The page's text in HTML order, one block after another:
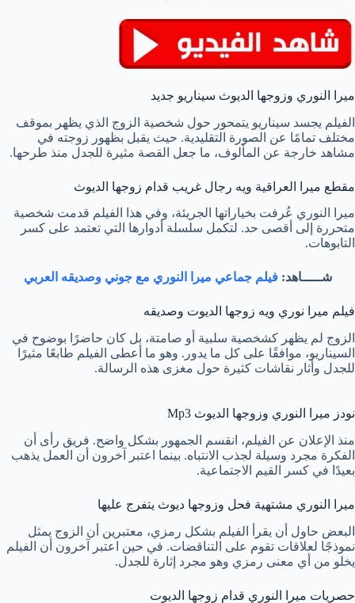
ميرا النوري وزوجها الديوث سيناريو جديد
الفيلم يجسد سيناريو يتمحور حول شخصية الزوج الذي يظهر بموقف
مختلف تمامًا عن الصورة التقليدية. حيث يقبل بظهور زوجته في
مشاهد خارجة عن المألوف، ما جعل القصة مثيرة للجدل منذ طرحها.
مقطع ميرا العراقية ويه رجال غريب قدام زوجها الديوث
ميرا النوري عُرفت بخياراتها الجريئة، وفي هذا الفيلم قدمت شخصية
متحررة إلى أقصى حد. لتكمل سلسلة أدوارها التي تعتمد على كسر
التابوهات.
شـــــاهد:فيلم جماعي ميرا النوري مع جوني وصديقه العربي
فيلم ميرا نوري ويه زوجها الديوت وصديقه
الزوج لم يظهر كشخصية سلبية أو صامتة، بل كان حاضرًا بوضوح في
السيناريو، موافقًا على كل ما يدور. وهو ما أعطى الفيلم طابعًا مثيرًا
للجدل وأثار نقاشات كثيرة حول مغزى هذه الرسالة.
نودز ميرا النوري وزوجها الديوث Mp3
منذ الإعلان عن الفيلم، انقسم الجمهور بشكل واضح. فريق رأى أن
الفكرة مجرد وسيلة لجذب الانتباه. بينما اعتبر آخرون أن العمل يذهب
بعيدًا في كسر القيم الاجتماعية.
ميرا النوري مشتهية فحل وزوجها ديوث يتفرج عليها
البعض حاول أن يقرأ الفيلم بشكل رمزي، معتبرين أن الزوج يمثل
نموذجًا لعلاقات تقوم على التناقضات. في حين اعتبر آخرون أن الفيلم
يخلو من أي معنى رمزي وهو مجرد إثارة للجدل.
حصريات ميرا النوري قدام زوجها الديوت